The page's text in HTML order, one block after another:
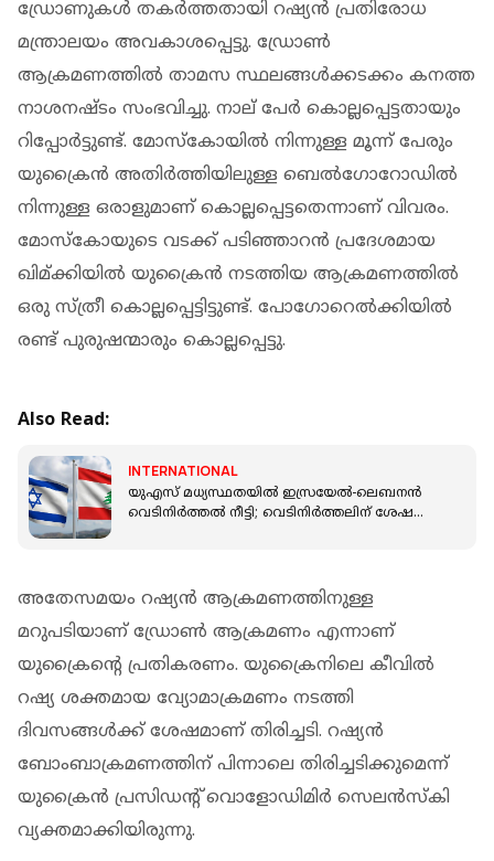
ഡ്രോണുകള്‍ തകര്‍ത്തതായി റഷ്യന്‍ പ്രതിരോധ
മന്ത്രാലയം അവകാശപ്പെട്ടു. ഡ്രോണ്‍
ആക്രമണത്തില്‍ താമസ സ്ഥലങ്ങൾക്കടക്കം കനത്ത
നാശനഷ്ടം സംഭവിച്ചു. നാല് പേർ കൊല്ലപ്പെട്ടതായും
റിപ്പോർട്ടുണ്ട്. മോസ്‌കോയില്‍ നിന്നുള്ള മൂന്ന് പേരും
യുക്രൈൻ അതിര്‍ത്തിയിലുള്ള ബെല്‍ഗോറോഡില്‍
നിന്നുള്ള ഒരാളുമാണ് കൊല്ലപ്പെട്ടതെന്നാണ് വിവരം.
മോസ്‌കോയുടെ വടക്ക് പടിഞ്ഞാറന്‍ പ്രദേശമായ
ഖിമ്ക്കിയില്‍ യുക്രൈൻ നടത്തിയ ആക്രമണത്തില്‍
ഒരു സ്ത്രീ കൊല്ലപ്പെട്ടിട്ടുണ്ട്. പോഗോറെല്‍ക്കിയില്‍
രണ്ട് പുരുഷന്മാരും കൊല്ലപ്പെട്ടു.
Also Read:
INTERNATIONAL
യുഎസ് മധ്യസ്ഥതയിൽ ഇസ്രയേൽ-ലെബനൻ
വെടിനിർത്തൽ നീട്ടി; വെടിനിർത്തലിന് ശേഷവും
അതേസമയം റഷ്യന്‍ ആക്രമണത്തിനുള്ള
മറുപടിയാണ് ഡ്രോണ്‍ ആക്രമണം എന്നാണ്
യുക്രൈന്റെ പ്രതികരണം. യുക്രൈനിലെ കീവില്‍
റഷ്യ ശക്തമായ വ്യോമാക്രമണം നടത്തി
ദിവസങ്ങള്‍ക്ക് ശേഷമാണ് തിരിച്ചടി. റഷ്യന്‍
ബോംബാക്രമണത്തിന് പിന്നാലെ തിരിച്ചടിക്കുമെന്ന്
യുക്രൈൻ പ്രസിഡന്റ് വൊളോഡിമിര്‍ സെലന്‍സ്‌കി
വ്യക്തമാക്കിയിരുന്നു.